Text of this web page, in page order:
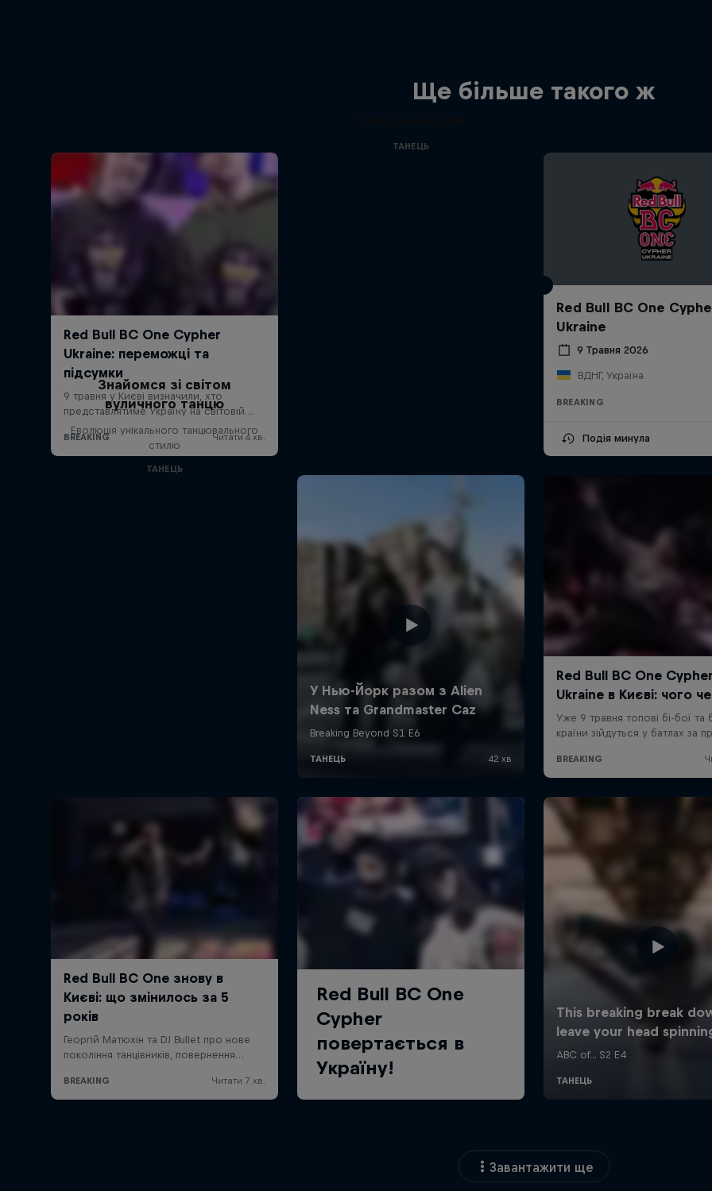
Ще більше такого ж
ТАНЕЦЬ
Red Bull BC One
Ukraine
9 Травня 2026
ВДНГ, Україна
BREAKING
Подія минула
Знайомся зі світом
вуличного танцю
Еволюція унікального танцювального
стилю
ТАНЕЦЬ
Завантажити ще